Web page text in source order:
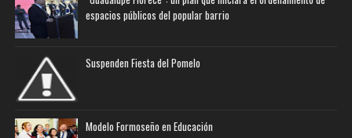
espacios públicos del popular barrio
Suspenden Fiesta del Pomelo
Modelo Formoseño en Educación